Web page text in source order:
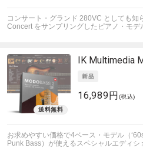
コンサート・グランド 280VC としても
Concert をサンプリングしたピアノ・モデ
IK Multimedia
16,989円 (税込)
お求めやすい価格で4ベース・モデル（
Punk Bass）が使えるスペシャルエディシ